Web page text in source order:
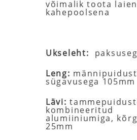
võimalik toota
kahepoolsena
Ukseleht:
Leng:
sügavusega 105mm
Lävi: tammepuidust
kombineeritud
alumiiniumiga,
25mm